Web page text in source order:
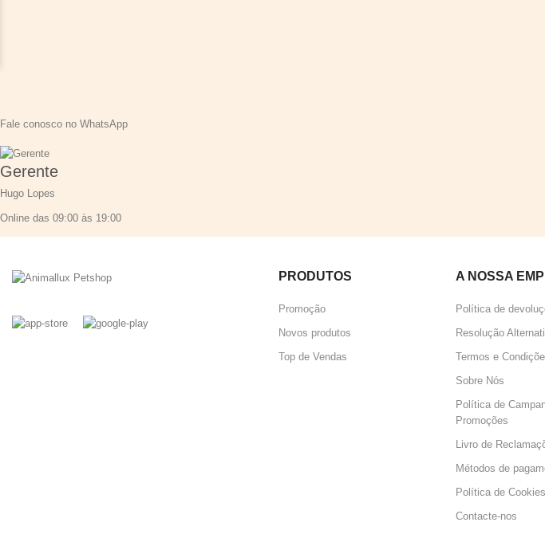
Fale conosco no WhatsApp
Gerente
Hugo Lopes
Online das 09:00 às 19:00
PRODUTOS
Promoção
Novos produtos
Top de Vendas
A NOSSA
Política de
Resolução
Termos e
Sobre Nós
Política de
Promoções
Livro de
Métodos de
Política de Cookies
Contacte-nos